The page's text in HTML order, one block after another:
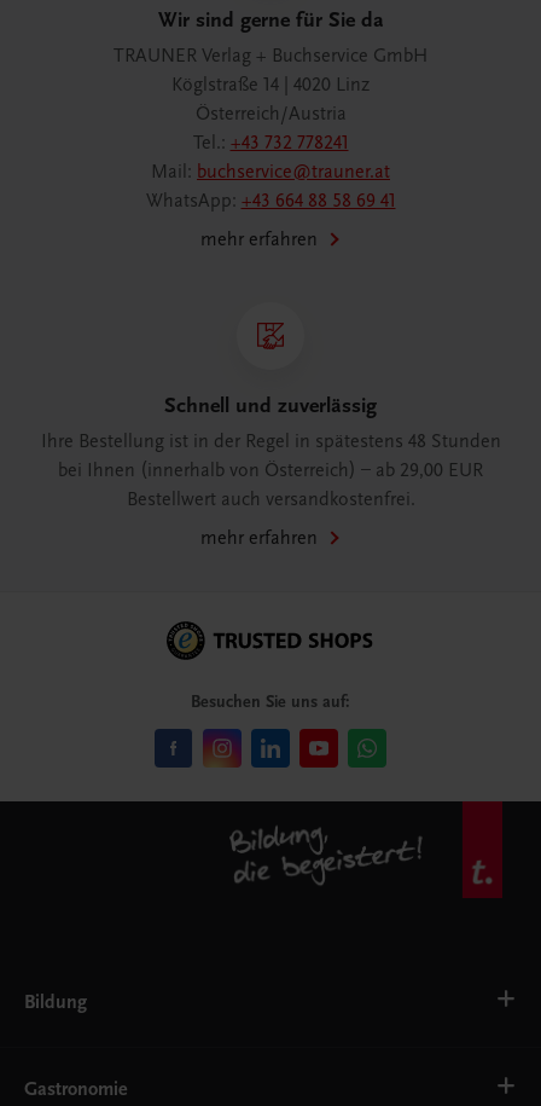
Wir sind gerne für Sie da
TRAUNER Verlag + Buchservice GmbH
Köglstraße 14 | 4020 Linz
Österreich/Austria
Tel.: +43 732 778241
Mail: buchservice@trauner.at
WhatsApp: +43 664 88 58 69 41
mehr erfahren
Schnell und zuverlässig
Ihre Bestellung ist in der Regel in spätestens 48 Stunden
bei Ihnen (innerhalb von Österreich) – ab 29,00 EUR
Bestellwert auch versandkostenfrei.
mehr erfahren
Besuchen Sie uns auf:
Bildung
Ernährung
Gastronomie